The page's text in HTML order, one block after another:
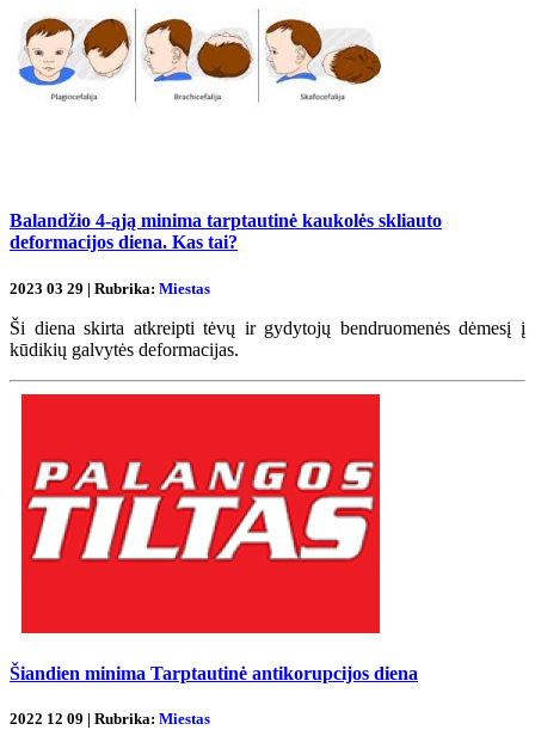
Balandžio 4-ąją minima tarptautinė kaukolės skliauto
deformacijos diena. Kas tai?
2023 03 29 | Rubrika: Miestas
Ši diena skirta atkreipti tėvų ir gydytojų bendruomenės dėmesį į
kūdikių galvytės deformacijas.
Šiandien minima Tarptautinė antikorupcijos diena
2022 12 09 | Rubrika: Miestas